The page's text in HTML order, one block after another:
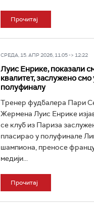
Прочитај
СРЕДА, 15. АПР 2026, 11:05 -> 12:22
Луис Енрике, показали
квалитет, заслужено смо
полуфиналу
Тренер фудбалера Пари
Жермена Луис Енрике
се клуб из Париза
пласирао у полуфинале
шампиона, преносе
медији...
Прочитај